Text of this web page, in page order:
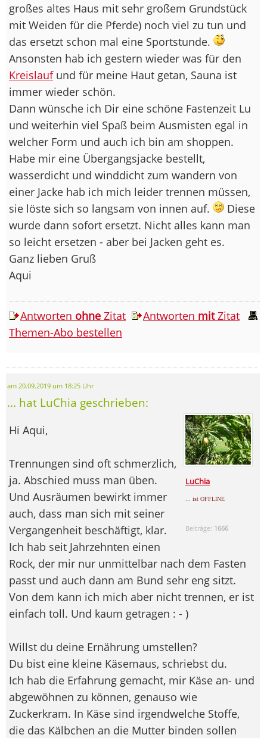
großes altes Haus mit sehr großem Grundstück
mit Weiden für die Pferde) noch viel zu tun und
das ersetzt schon mal eine Sportstunde.
Ansonsten hab ich gestern wieder was für den
Kreislaufund für meine Haut getan, Sauna ist
immer wieder schön.
Dann wünsche ich Dir eine schöne Fastenzeit Lu
und weiterhin viel Spaß beim Ausmisten egal in
welcher Form und auch ich bin am shoppen.
Habe mir eine Übergangsjacke bestellt,
wasserdicht und winddicht zum wandern von
einer Jacke hab ich mich leider trennen müssen,
sie löste sich so langsam von innen auf.
Diese
wurde dann sofort ersetzt. Nicht alles kann man
so leicht ersetzen - aber bei Jacken geht es.
Ganz lieben Gruß
Aqui
Antworten ohne Zitat Antworten mitZitat
Themen-Abo bestellen
am 20.09.2019 um 18:25 Uhr
... hat LuChia geschrieben:
LuChia
... ist OFFLINE
Beiträge: 1666
Hi Aqui,
Trennungen sind oft schmerzlich,
ja. Abschied muss man üben.
Und Ausräumen bewirkt immer
auch, dass man sich mit seiner
Vergangenheit beschäftigt, klar.
Ich hab seit Jahrzehnten einen
Rock, der mir nur unmittelbar nach dem Fasten
passt und auch dann am Bund sehr eng sitzt.
Von dem kann ich mich aber nicht trennen, er ist
einfach toll. Und kaum getragen : - )
Willst du deine Ernährung umstellen?
Du bist eine kleine Käsemaus, schriebst du.
Ich hab die Erfahrung gemacht, mir Käse an- und
abgewöhnen zu können, genauso wie
Zuckerkram. In Käse sind irgendwelche Stoffe,
die das Kälbchen an die Mutter binden sollen